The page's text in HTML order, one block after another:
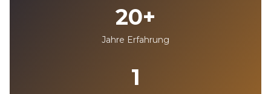
20+
Jahre Erfahrung
1